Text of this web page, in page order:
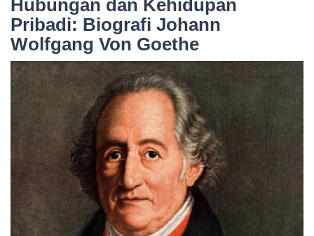
Hubungan dan Kehidupan
Pribadi: Biografi Johann
Wolfgang Von Goethe